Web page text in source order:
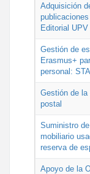
Adquisición
Editorial UPV
Gestión de
Erasmus+
personal:
Gestión de la
postal
Suministro de
mobiliario
reserva de
Apoyo de la